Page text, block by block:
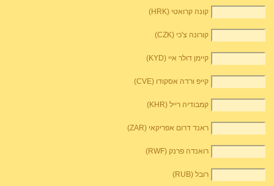
קונה קרואטי (HRK)
קורונה צ'כי (CZK)
קיימן דולר איי (KYD)
קייפ ורדה אסקודו (CVE)
קמבודיה רייל (KHR)
ראנד דרום אפריקאי (ZAR)
רואנדה פרנק (RWF)
רובל (RUB)